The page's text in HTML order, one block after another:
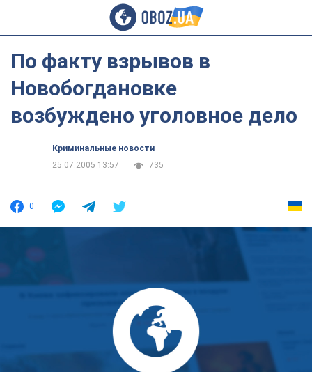
По факту взрывов в
Новобогдановке
возбуждено уголовное дело
Криминальные новости
25.07.2005 13:57
735
0